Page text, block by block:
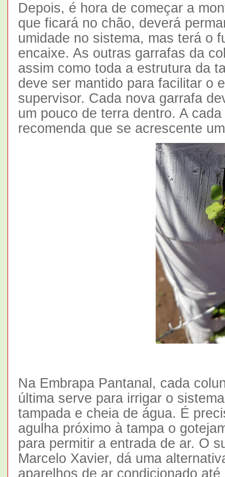
Depois, é hora de começar a
que ficará no chão, deverá
umidade no sistema, mas terá o
encaixe. As outras garrafas da
assim como toda a estrutura da
deve ser mantido para facilitar o
supervisor. Cada nova garrafa
um pouco de terra dentro. A
recomenda que se acrescente
Na Embrapa Pantanal, cada
última serve para irrigar o
tampada e cheia de água. É
agulha próximo à tampa o
para permitir a entrada de ar. O
Marcelo Xavier, dá uma
aparelhos de ar condicionado